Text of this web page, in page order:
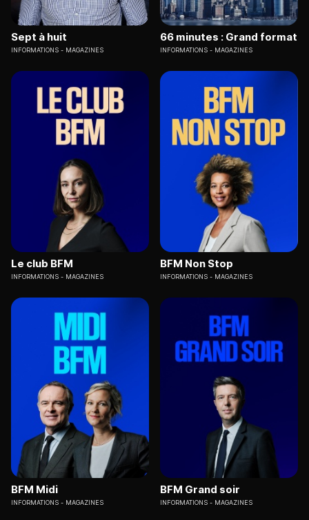
Sept à huit
INFORMATIONS MAGAZINES
66 minutes : Grand format
INFORMATIONS MAGAZINES
Le club BFM
INFORMATIONS MAGAZINES
BFM Non Stop
INFORMATIONS MAGAZINES
BFM Midi
INFORMATIONS MAGAZINES
BFM Grand soir
INFORMATIONS MAGAZINES